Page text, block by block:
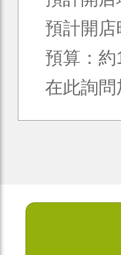
預計開
預算：
在此詢問